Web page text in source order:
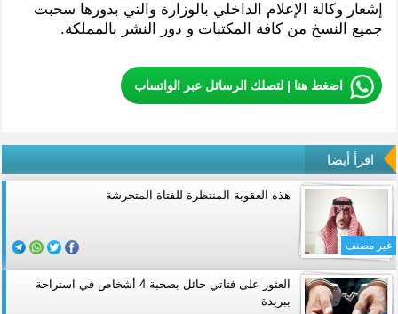
إشعار وكالة الإعلام الداخلي بالوزارة والتي بدورها سحبت
جميع النسخ من كافة المكتبات و دور النشر بالمملكة.
اضغط هنا | لتصلك الرسائل عبر الواتساب
اقرأ أيضا
غير مصنف
هذه العقوبة المنتظرة للفتاة المتحرشة
العثور على فتاتي حائل بصحبة 4 أشخاص في استراحة
ببريدة